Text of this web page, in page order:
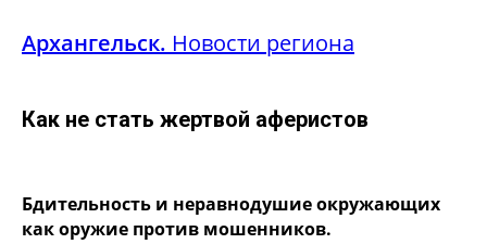
Архангельск. Новости региона
Как не стать жертвой аферистов
Бдительность и неравнодушие окружающих
как оружие против мошенников.